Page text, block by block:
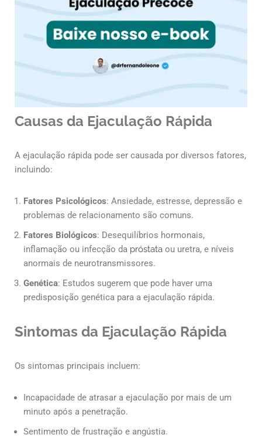
Causas da Ejaculação Rápida
A ejaculação rápida pode ser causada por diversos fatores,
incluindo:
Fatores Psicológicos: Ansiedade, estresse, depressão e
problemas de relacionamento são comuns.
Fatores Biológicos: Desequilíbrios hormonais,
inflamação ou infecção da próstata ou uretra, e níveis
anormais de neurotransmissores.
Genética: Estudos sugerem que pode haver uma
predisposição genética para a ejaculação rápida.
Sintomas da Ejaculação Rápida
Os sintomas principais incluem:
Incapacidade de atrasar a ejaculação por mais de um
minuto após a penetração.
Sentimento de frustração e angústia.